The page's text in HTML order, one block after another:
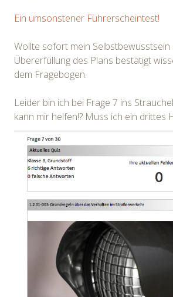
Ein umsonstener Führerscheintest!
Wollte sofort mein Selbstbewusstsein
Übererfüllung des Plans bestätigt
dem Fragebogen.
Leider bin ich bei Frage 7 ins
kann mir helfen!? Muss ich ein drittes